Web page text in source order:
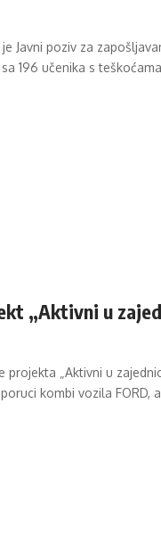
Javni poziv za
196 učenika s
„Aktivni u
„Aktivni u
kombi vozila FORD,